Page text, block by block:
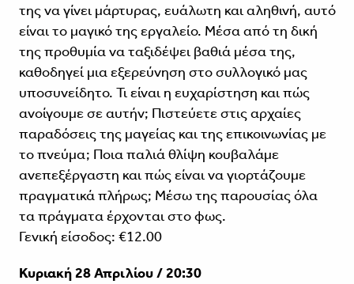
της να γίνει μάρτυρας, ευάλωτη και αληθινή, αυτό
είναι το μαγικό της εργαλείο. Μέσα από τη δική
της προθυμία να ταξιδέψει βαθιά μέσα της,
καθοδηγεί μια εξερεύνηση στο συλλογικό μας
υποσυνείδητο. Τι είναι η ευχαρίστηση και πώς
ανοίγουμε σε αυτήν; Πιστεύετε στις αρχαίες
παραδόσεις της μαγείας και της επικοινωνίας με
το πνεύμα; Ποια παλιά θλίψη κουβαλάμε
ανεπεξέργαστη και πώς είναι να γιορτάζουμε
πραγματικά πλήρως; Μέσω της παρουσίας όλα
τα πράγματα έρχονται στο φως.
Γενική είσοδος: €12.00
Κυριακή 28 Απριλίου / 20:30